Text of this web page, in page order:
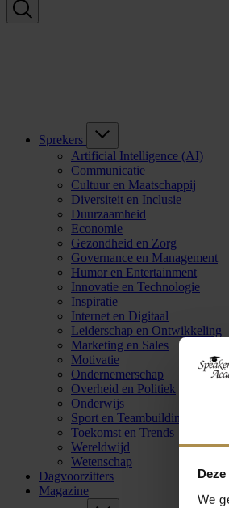
We
Sprekers
Artificial Intelligence (AI)
Communicatie
Cultuur en Maatschappij
Diversiteit en Inclusie
Duurzaamheid
Economie
Gezondheid en Zorg
Governance en Management
Humor en Entertainment
Innovatie en Technologie
Inspiratie
Internet en Digitaal
Leiderschap en Ontwikkeling
Marketing en Sales
Motivatie
Ondernemerschap
Overheid en Politiek
Onderwijs
Sport en Teambuilding
Toekomst en Trends
Wereldwijd
Wetenschap
Dagvoorzitters
Magazine